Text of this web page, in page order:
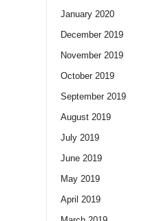
January 2020
December 2019
November 2019
October 2019
September 2019
August 2019
July 2019
June 2019
May 2019
April 2019